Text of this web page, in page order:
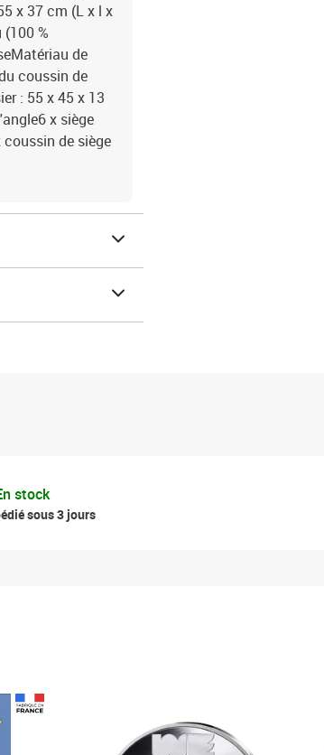
x 37 cm (L x l x
%
de
coussin de
: 55 x 45 x 13
x siège
de siège
stock
sous 3 jours